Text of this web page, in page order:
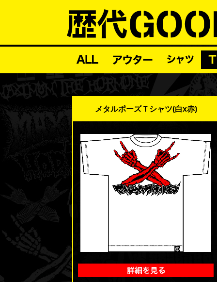
メタルポーズＴシャツ(白x赤)